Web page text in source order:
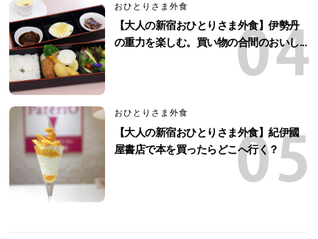
おひとりさま外食
【大人の新宿おひとりさま外食】伊勢丹
の重力を楽しむ。買い物の合間のおいし...
おひとりさま外食
【大人の新宿おひとりさま外食】紀伊國
屋書店で本を買ったらどこへ行く？